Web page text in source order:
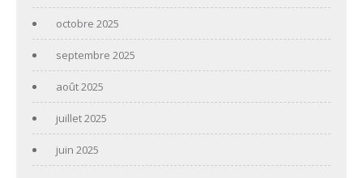
octobre 2025
septembre 2025
août 2025
juillet 2025
juin 2025